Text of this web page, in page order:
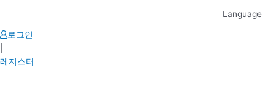
content
Language
로그인
레지스터